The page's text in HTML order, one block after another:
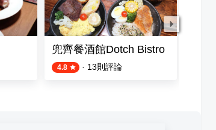
兜齊餐酒館Dotch Bistro
4.8 · 13則評論